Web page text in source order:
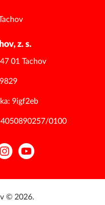
z. s.
01 Tachov
9igf2eb
0100
YouTube
© 2026.